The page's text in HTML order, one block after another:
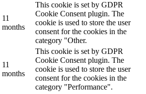
11
months
This cookie is set by GDPR
Cookie Consent plugin. The
cookie is used to store the user
consent for the cookies in the
category "Other.
11
months
This cookie is set by GDPR
Cookie Consent plugin. The
cookie is used to store the user
consent for the cookies in the
category "Performance".